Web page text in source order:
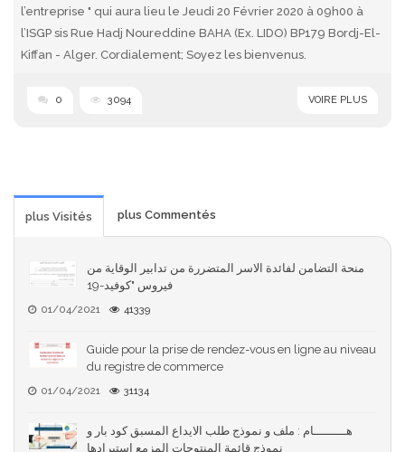
l’entreprise " qui aura lieu le Jeudi 20 Février 2020 à 09h00 à
l’ISGP sis Rue Hadj Noureddine BAHA (Ex. LIDO) BP179 Bordj-El-
Kiffan - Alger. Cordialement; Soyez les bienvenus.
0 3094 VOIRE PLUS
plus Visités plus Commentés
منحة التضامن لفائدة الاسر المتضررة من تدابير الوقاية من
فيروس "كوفيد-19
01/04/2021 41339
Guide pour la prise de rendez-vous en ligne au niveau
du registre de commerce
01/04/2021 31134
هـــــــــام : ملف و نموذج طلب الايداع المسبق كود بار و
نموذج قائمة المنتوجات المزمع استيرادها